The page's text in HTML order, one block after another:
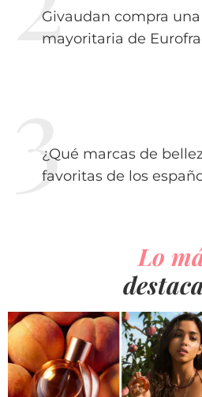
Givaudan compra
mayoritaria de
¿Qué marcas de
favoritas de los
Lo